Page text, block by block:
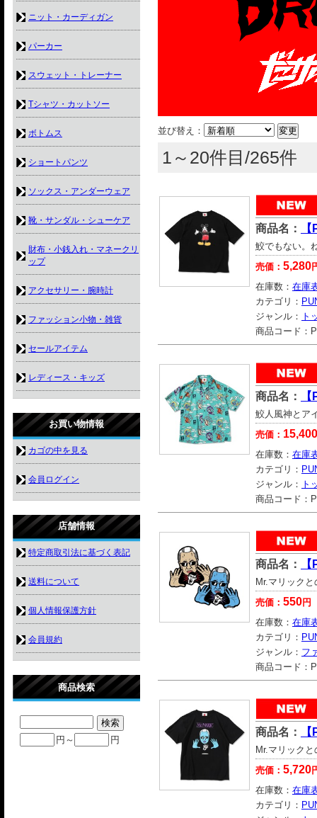
並び替え：
1～20件目/265件
商品名：
鮫でもない。
売価： 5,280
在庫数： 在庫
カテゴリ：
ジャンル： ト
商品コード：
商品名：
鮫人風神とア
売価： 15,400
在庫数： 在庫
カテゴリ：
ジャンル： ト
商品コード：
商品名：
Mr.マリック
売価： 550円
在庫数： 在庫
カテゴリ：
ジャンル： フ
商品コード：
商品名：
Mr.マリック
売価： 5,720
在庫数： 在庫
カテゴリ：
ニット・カーディガン
パーカー
スウェット・トレーナー
Tシャツ・カットソー
ボトムス
ショートパンツ
ソックス・アンダーウェア
靴・サンダル・シューケア
財布・小銭入れ・マネークリ
ップ
アクセサリー・腕時計
ファッション小物・雑貨
セールアイテム
レディース・キッズ
お買い物情報
カゴの中を見る
会員ログイン
店舗情報
特定商取引法に基づく表記
送料について
個人情報保護方針
会員規約
商品検索
円～ 円